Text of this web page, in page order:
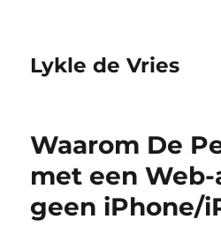
Lykle de Vries
Waarom De
met een Web-
geen iPhone/